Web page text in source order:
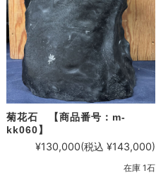
菊花石 【商品番号：m-
kk060】
¥130,000(税込 ¥143,000)
在庫 1石